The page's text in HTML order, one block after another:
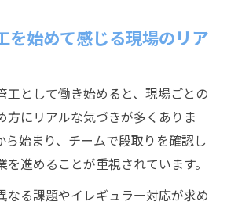
を始めて感じる現場のリア
工として働き始めると、現場ごとの
方にリアルな気づきが多くありま
ら始まり、チームで段取りを確認し
進めることが重視されています。
なる課題やイレギュラー対応が求め